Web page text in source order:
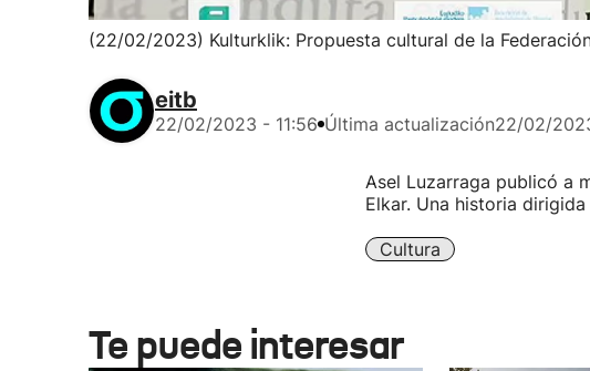
(22/02/2023) Kulturklik: Propuesta cultural de la
eitb
22/02/2023 - 11:56 Última actualización22/02/
Asel Luzarraga publicó a
Elkar. Una historia
Cultura
Te puede interesar